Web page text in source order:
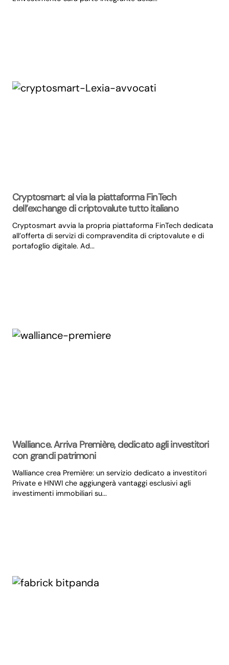
Cryptosmart: al via la piattaforma FinTech
dell’exchange di criptovalute tutto italiano
Cryptosmart avvia la propria piattaforma FinTech dedicata
all’offerta di servizi di compravendita di criptovalute e di
portafoglio digitale. Ad...
Walliance. Arriva Première, dedicato agli investitori
con grandi patrimoni
Walliance crea Première: un servizio dedicato a investitori
Private e HNWI che aggiungerà vantaggi esclusivi agli
investimenti immobiliari su...